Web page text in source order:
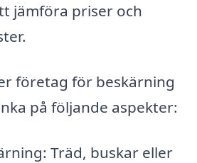
jämföra priser och
företag för beskärning
på följande aspekter:
Träd, buskar eller